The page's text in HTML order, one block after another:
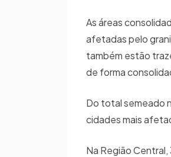
As áreas
afetadas pelo
também estão
de forma
Do total semeado
cidades mais
Na Região